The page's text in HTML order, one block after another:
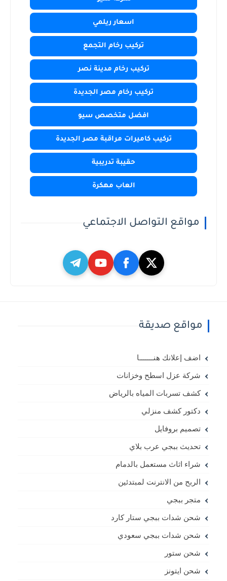
اسعار ريلمي
تركيب رخام التجمع
تركيب رخام مدينة نصر
تركيب رخام مصر الجديدة
افضل متخصص سيو
تركيب كاميرات مراقبة مصر الجديدة
حقيبة تدريبية
العاب مهكرة
مواقع التواصل الاجتماعي
مواقع صديقة
اضف إعلانك هنـــــــا
شركة عزل اسطح وخزانات
كشف تسربات المياه بالرياض
دكتور كشف منزلي
تصميم بروفايل
تحديث ببجي عرب بلاي
شراء اثاث مستعمل بالدمام
الربح من الانترنت لمبتدئين
متجر ببجي
شحن شدات ببجي ستار كارد
شحن شدات ببجي سعودي
شحن ستور
شحن ايتونز